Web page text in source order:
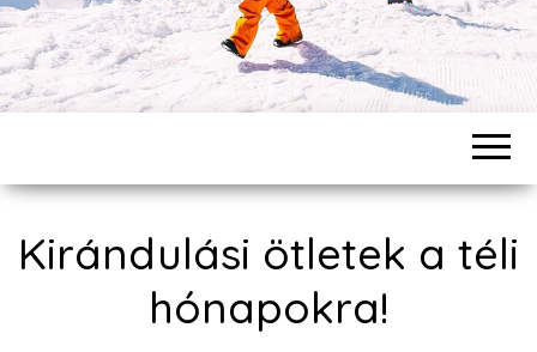
Kirándulási ötletek a téli
hónapokra!